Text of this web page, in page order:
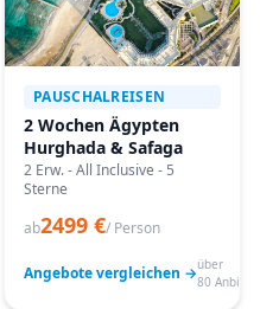
PAUSCHALREISEN
2 Wochen Ägypten
Hurghada & Safaga
2 Erw. - All Inclusive - 5
Sterne
ab2499 €/ Person
Angebote vergleichen →über
80